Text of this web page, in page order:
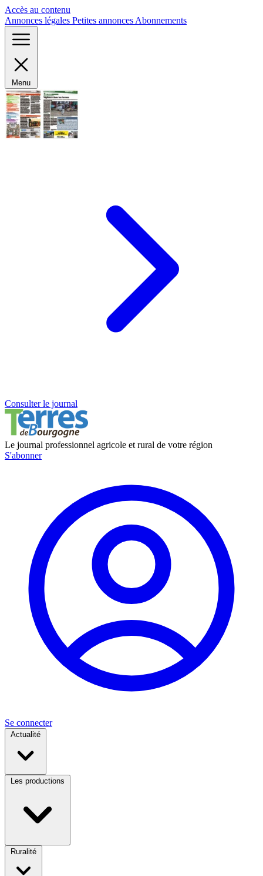
Accès au contenu
Annonces légales Petites annonces Abonnements
Menu
Consulter le journal
Le journal professionnel agricole et rural de votre région
S'abonner
Se connecter
Actualité
Les productions
Ruralité
Panneau de gestion des cookies